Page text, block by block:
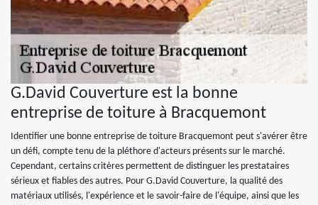
G.David Couverture est la bonne
entreprise de toiture à Bracquemont
Identifier une bonne entreprise de toiture Bracquemont peut s'avérer être
un défi, compte tenu de la pléthore d'acteurs présents sur le marché.
Cependant, certains critères permettent de distinguer les prestataires
sérieux et fiables des autres. Pour G.David Couverture, la qualité des
matériaux utilisés, l'expérience et le savoir-faire de l'équipe, ainsi que les